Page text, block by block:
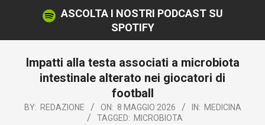
ASCOLTA I NOSTRI PODCAST SU
SPOTIFY
Impatti alla testa associati a microbiota
intestinale alterato nei giocatori di
football
BY: REDAZIONE ON: 8 MAGGIO 2026 IN: MEDICINA
TAGGED: MICROBIOTA